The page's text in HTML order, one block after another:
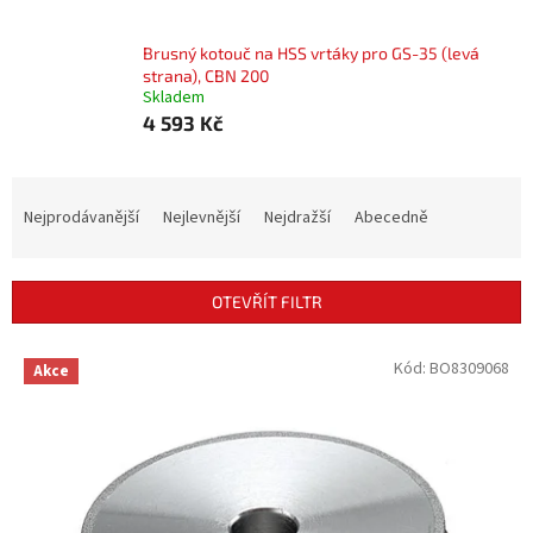
Brusný kotouč na HSS vrtáky pro GS-35 (levá
strana), CBN 200
Skladem
4 593 Kč
í
Nejprodávanější Nejlevnější Nejdražší Abecedně
OTEVŘÍT FILTR
V Akce Kód: BO8309068